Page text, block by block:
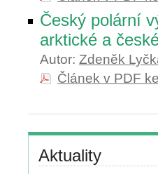
Český polární
arktické a
Autor: Zdeněk
Článek v PDF
Aktuality